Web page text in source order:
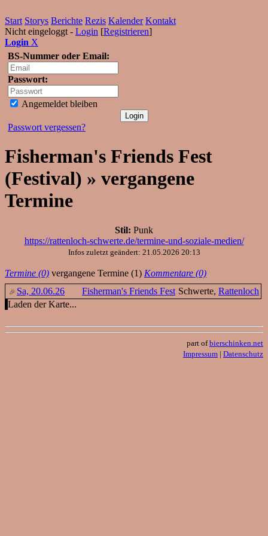
Start Storys Berichte Rezis Kalender Kontakt
Nicht eingeloggt - Login [Registrieren]
Login X
BS-Nummer oder Email:
Passwort:
Angemeldet bleiben
Passwort vergessen?
Fisherman's Friends Fest
(Festival) » vergangene
Termine
Stil: Punk
https://rattenloch-schwerte.de/termine-und-soziale-medien/
Infos zuletzt geändert: 21.05.2026 20:13
Termine (0) vergangene Termine (1) Kommentare (0)
Sa, 20.06.26
Fisherman's Friends Fest Schwerte, Rattenloch
Laden der Karte...
part ofbierschinken.net
Impressum | Datenschutz